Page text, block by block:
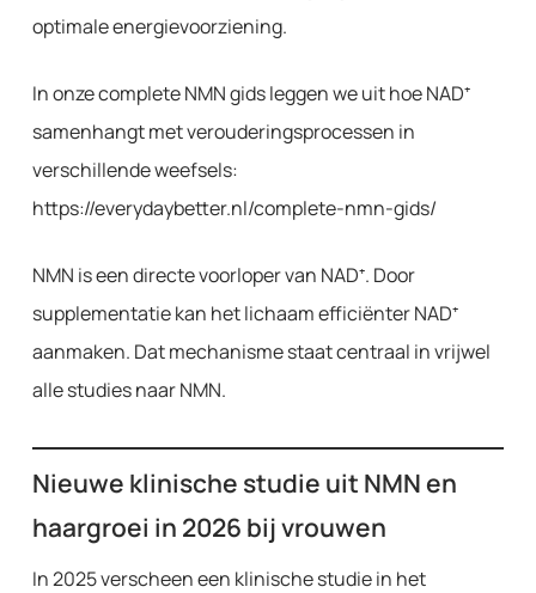
optimale energievoorziening.
In onze complete NMN gids leggen we uit hoe NAD⁺
samenhangt met verouderingsprocessen in
verschillende weefsels:
https://everydaybetter.nl/complete-nmn-gids/
NMN is een directe voorloper van NAD⁺. Door
supplementatie kan het lichaam efficiënter NAD⁺
aanmaken. Dat mechanisme staat centraal in vrijwel
alle studies naar NMN.
Nieuwe klinische studie uit NMN en
haargroei in 2026 bij vrouwen
In 2025 verscheen een klinische studie in het